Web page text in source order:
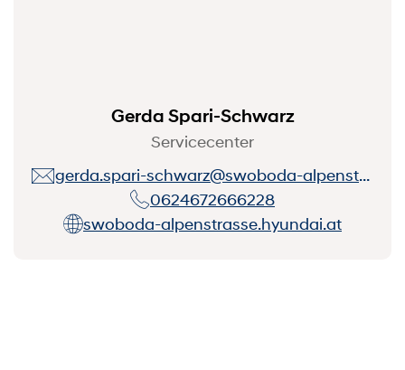
Gerda Spari-Schwarz
Servicecenter
gerda.spari-schwarz@swoboda-alpenstrasse.at
0624672666228
swoboda-alpenstrasse.hyundai.at